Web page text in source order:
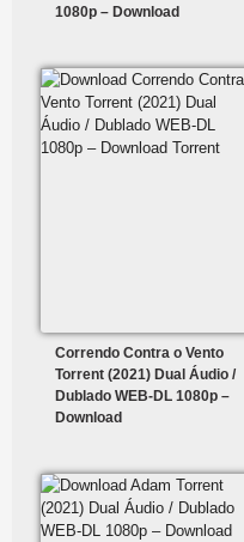
1080p – Download
Correndo Contra o Vento
Torrent (2021) Dual Áudio /
Dublado WEB-DL 1080p –
Download